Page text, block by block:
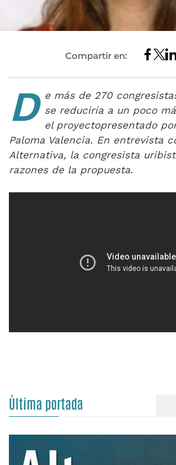
Compartir en:
D e más de 270
se reduciría a un poco
el proyectopresentado
Paloma Valencia. En entrevista
Alternativa, la congresista
razones de la propuesta.
Última portada